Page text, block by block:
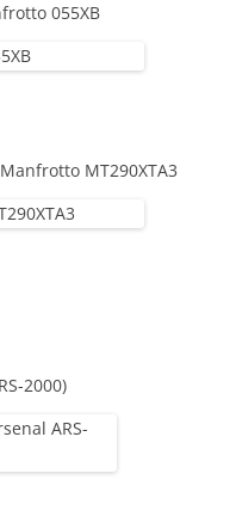
055XB
MT290XTA3
2000)